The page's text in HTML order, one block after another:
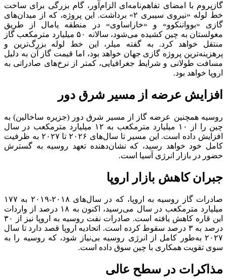
گازپروم با امضای تفاهم‌نامه‌ای الزام‌آور، گام بزرگی برای ساخت
خط لوله «نیروی سیبری ۲» برداشت. این پروژه، که از میدان‌های
گازی «بوواننکوو» و «خاراساوی» در منطقه یامال از طریق
مغولستان به چین کشیده می‌شود، سالانه ۵۰ میلیارد مترمکعب گاز
منتقل خواهد کرد. به گفته میلر، این خط لوله بزرگ‌ترین و
پرهزینه‌ترین پروژه گازی جهان خواهد بود، اما قیمت گاز آن به دلیل
مسافت طولانی و شرایط جغرافیایی، کمتر از نرخ‌های صادراتی به
اروپا خواهد بود.
افزایش عرضه از مسیر شرق دور
روسیه همچنین عرضه گاز از مسیر شرق دور (جزیره ساخالین) به
چین را از ۱۰ میلیارد مترمکعب به ۱۲ میلیارد مترمکعب در سال
افزایش داده است. این مسیر تا سال‌های ۲۰۲۶ تا ۲۰۲۷ به ظرفیت
کامل خود خواهد رسید، که نشان‌دهنده تعهد روسیه به گسترش
حضور در بازار انرژی آسیا است.
جبران کاهش بازار اروپا
صادرات گاز روسیه به اروپا، که در سال‌های ۲۰۱۸-۲۰۱۹ به ۱۷۷
میلیارد مترمکعب در سال می‌رسید، اکنون به ۱۸ درصد از واردات
این قاره کاهش یافته است. صادرات نفت روسیه به اروپا نیز از ۳۰
درصد به ۳ درصد سقوط کرده است. اتحادیه اروپا قصد دارد تا سال
۲۰۲۷ به‌طور کامل از انرژی روسیه بی‌نیاز شود، که روسیه را به
سوی تقویت همکاری با چین سوق داده است.
مذاکرات در سطح عالی